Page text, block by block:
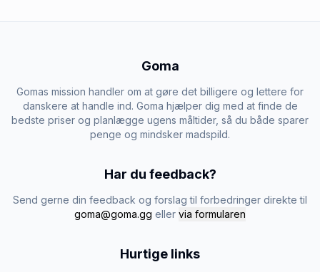
Goma
Gomas mission handler om at gøre det billigere og lettere for
danskere at handle ind. Goma hjælper dig med at finde de
bedste priser og planlægge ugens måltider, så du både sparer
penge og mindsker madspild.
Har du feedback?
Send gerne din feedback og forslag til forbedringer direkte til
goma@goma.gg eller via formularen
Hurtige links